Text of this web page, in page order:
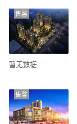
售馨
暂无数据
售馨